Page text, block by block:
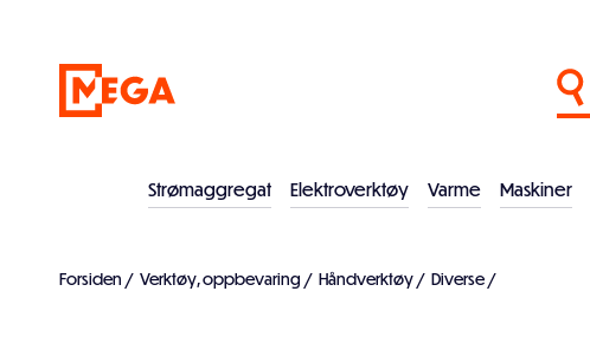
Strømaggregat Elektroverktøy Varme Maskiner
Forsiden / Verktøy, oppbevaring / Håndverktøy / Diverse /